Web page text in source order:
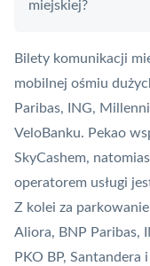
miejskiej?
Bilety komunikacji
mobilnej ośmiu
Paribas, ING,
VeloBanku. Pekao
SkyCashem,
operatorem usługi
Z kolei za
Aliora, BNP Paribas,
PKO BP,